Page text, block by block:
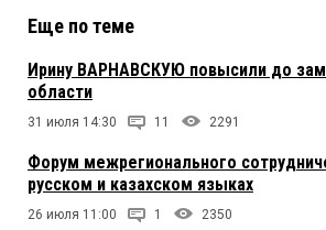
Еще по теме
Ирину ВАРНАВСКУЮ повысили до
области
31 июля 14:30 11 2291
Форум межрегионального
русском и казахском языках
26 июля 11:00 1 2350